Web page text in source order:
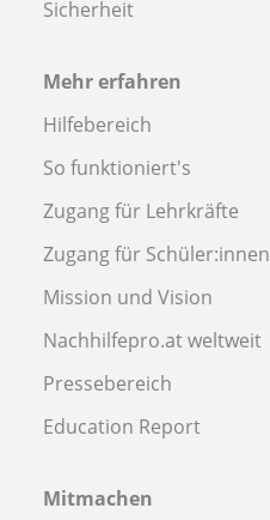
Sicherheit
Mehr erfahren
Hilfebereich
So funktioniert's
Zugang für Lehrkräfte
Zugang für Schüler:innen
Mission und Vision
Nachhilfepro.at weltweit
Pressebereich
Education Report
Mitmachen